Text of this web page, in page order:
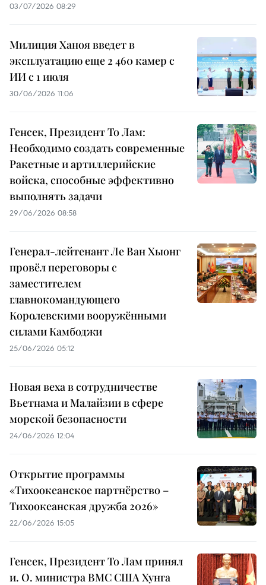
03/07/2026 08:29
Милиция Ханоя введет в
эксплуатацию еще 2 460 камер с
ИИ с 1 июля
30/06/2026 11:06
Генсек, Президент То Лам:
Необходимо создать современные
Ракетные и артиллерийские
войска, способные эффективно
выполнять задачи
29/06/2026 08:58
Генерал-лейтенант Ле Ван Хыонг
провёл переговоры с
заместителем
главнокомандующего
Королевскими вооружёнными
силами Камбоджи
25/06/2026 05:12
Новая веха в сотрудничестве
Вьетнама и Малайзии в сфере
морской безопасности
24/06/2026 12:04
Открытие программы
«Тихоокеанское партнёрство –
Тихоокеанская дружба 2026»
22/06/2026 15:05
Генсек, Президент То Лам принял
и. О. министра ВМС США Хунга